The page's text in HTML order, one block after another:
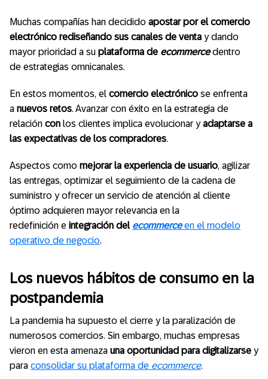
Muchas compañías han decidido apostar por el comercio
electrónico rediseñando sus canales de venta y dando
mayor prioridad a su plataforma de ecommercedentro
de estrategias omnicanales.
En estos momentos, el comercio electrónico se enfrenta
a nuevos retos. Avanzar con éxito en la estrategia de
relación con los clientes implica evolucionar yadaptarse a
las expectativas de los compradores.
Aspectos como mejorar la experiencia de usuario, agilizar
las entregas, optimizar el seguimiento de la cadena de
suministro y ofrecer un servicio de atención al cliente
óptimo adquieren mayor relevancia en la
redefinición e integración del ecommerceen el modelo
operativo de negocio.
Los nuevos hábitos de consumo en la
postpandemia
La pandemia ha supuesto el cierre y la paralización de
numerosos comercios. Sin embargo, muchas empresas
vieron en esta amenaza una oportunidad para digitalizarse y
para consolidar su plataforma de ecommerce.